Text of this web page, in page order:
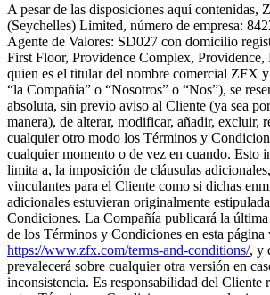
A pesar de las disposiciones aquí contenidas,
(Seychelles) Limited, número de empresa:
Agente de Valores: SD027 con domicilio
First Floor, Providence Complex, Providence,
quien es el titular del nombre comercial ZFX
“la Compañía” o “Nosotros” o “Nos”), se
absoluta, sin previo aviso al Cliente (ya sea
manera), de alterar, modificar, añadir, excluir,
cualquier otro modo los Términos y
cualquier momento o de vez en cuando. Esto
limita a, la imposición de cláusulas
vinculantes para el Cliente como si dichas
adicionales estuvieran originalmente
Condiciones. La Compañía publicará la
de los Términos y Condiciones en esta página
https://www.zfx.com/terms-and-conditions/, y
prevalecerá sobre cualquier otra versión en
inconsistencia. Es responsabilidad del Cliente